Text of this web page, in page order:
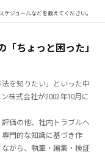
ケジュールなどを教えてください。
ちょっと困った」
を知りたい」といった中
株式会社が2002年10月に
評価の他、社内トラブルへ
門的な知識に基づき作
がら、執筆・編集・検証